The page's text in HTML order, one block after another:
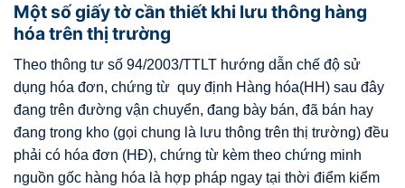
Một số giấy tờ cần thiết khi lưu thông hàng
hóa trên thị trường
Theo thông tư số 94/2003/TTLT hướng dẫn chế độ sử
dụng hóa đơn, chứng từ quy định Hàng hóa(HH) sau đây
đang trên đường vận chuyển, đang bày bán, đã bán hay
đang trong kho (gọi chung là lưu thông trên thị trường) đều
phải có hóa đơn (HĐ), chứng từ kèm theo chứng minh
nguồn gốc hàng hóa là hợp pháp ngay tại thời điểm kiểm